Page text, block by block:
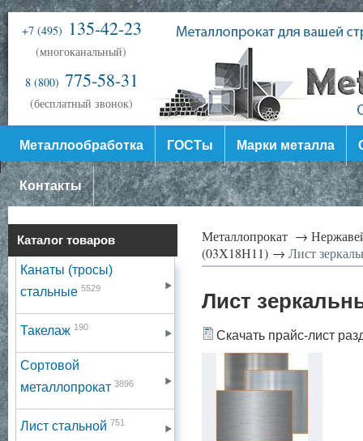
+7 (495) 135-42-23
(многоканальный)
8 (800) 775-58-31
(бесплатный звонок)
Металлообработка ГОСТы Марки металла
Контакты
Каталог товаров
Канаты (тросы)
стальные 5529
Такелаж 190
Сортовой
металлопрокат 3896
Лист стальной 751
Металлопрокат →
(03Х18Н11) → Лист
Лист
Скачать прайс-лист